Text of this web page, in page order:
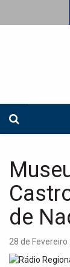
de
28 de Fevereiro